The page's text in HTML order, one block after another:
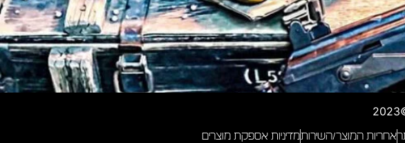
אחריות המוצר/השירותמדיניות אספקת מוצרים